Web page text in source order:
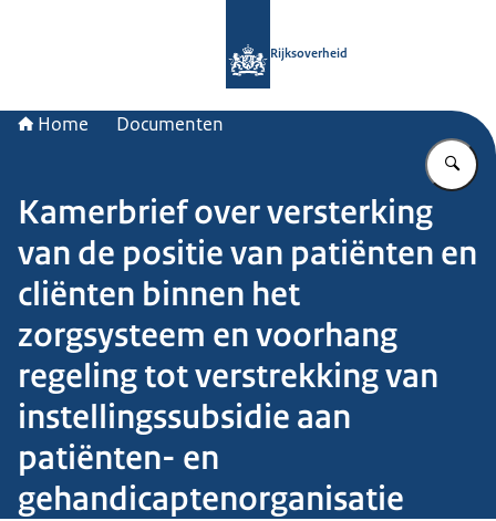
Rijksoverheid
Home Documenten
Kamerbrief over versterking
van de positie van patiënten en
cliënten binnen het
zorgsysteem en voorhang
regeling tot verstrekking van
instellingssubsidie aan
patiënten- en
gehandicaptenorganisatie